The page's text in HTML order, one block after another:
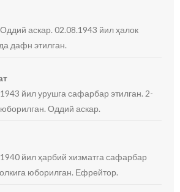
аскар. 02.08.1943 йил ҳалок
дафн этилган.
йил урушга сафарбар этилган. 2-
Оддий аскар.
1940 йил ҳарбий хизматга сафарбар
юборилган. Ефрейтор.